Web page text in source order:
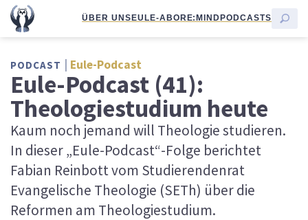
ÜBER UNSEULE-ABORE:MINDPODCASTS
PODCAST Eule-Podcast
Eule-Podcast (41):
Theologiestudium heute
Kaum noch jemand will Theologie studieren.
In dieser „Eule-Podcast“-Folge berichtet
Fabian Reinbott vom Studierendenrat
Evangelische Theologie (SETh) über die
Reformen am Theologiestudium.